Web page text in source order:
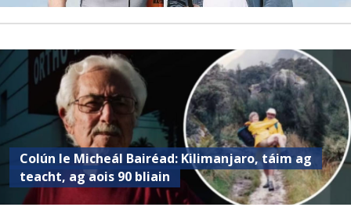
Colún le Micheál Bairéad: Kilimanjaro, táim ag
teacht, ag aois 90 bliain